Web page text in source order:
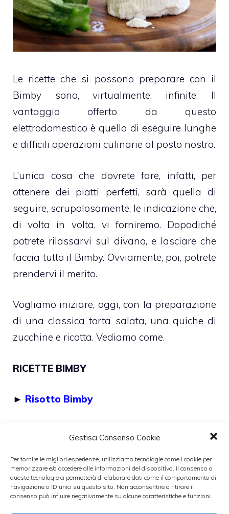
Gestisci Consenso Cookie
Per fornire le migliori esperienze, utilizziamo tecnologie come i cookie per
memorizzare e/o accedere alle informazioni del dispositivo. Il consenso a
queste tecnologie ci permetterà di elaborare dati come il comportamento di
navigazione o ID unici su questo sito. Non acconsentire o ritirare il
consenso può influire negativamente su alcune caratteristiche e funzioni.
Le ricette che si possono preparare con il
Bimby sono, virtualmente, infinite. Il
vantaggio offerto da questo
elettrodomestico è quello di eseguire lunghe
e difficili operazioni culinarie al posto nostro.
L’unica cosa che dovrete fare, infatti, per
ottenere dei piatti perfetti, sarà quella di
seguire, scrupolosamente, le indicazione che,
di volta in volta, vi forniremo. Dopodiché
potrete rilassarvi sul divano, e lasciare che
faccia tutto il Bimby. Ovviamente, poi, potrete
prendervi il merito.
Vogliamo iniziare, oggi, con la preparazione
di una classica torta salata, una quiche di
zucchine e ricotta. Vediamo come.
RICETTE BIMBY
► Risotto Bimby
►Spaghetti ai frutti di mare Bimby
Categorie
antipasti